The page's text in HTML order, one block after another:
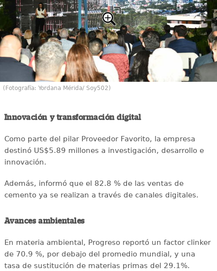
(Fotografía: Yordana Mérida/ Soy502)
Innovación y transformación digital
Como parte del pilar Proveedor Favorito, la empresa
destinó US$5.89 millones a investigación, desarrollo e
innovación.
Además, informó que el 82.8 % de las ventas de
cemento ya se realizan a través de canales digitales.
Avances ambientales
En materia ambiental, Progreso reportó un factor clinker
de 70.9 %, por debajo del promedio mundial, y una
tasa de sustitución de materias primas del 29.1%.